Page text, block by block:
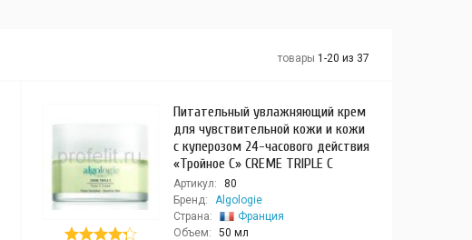
товары 1-20 из 37
Питательный увлажняющий крем
для чувствительной кожи и кожи
с куперозом 24-часового действия
«Тройное С» CREME TRIPLE C
Артикул:
80
Бренд:
Algologie
Страна:
Франция
Объем:
50 мл